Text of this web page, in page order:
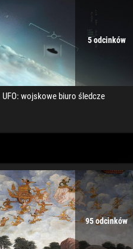
5 odcinków
UFO: wojskowe biuro śledcze
95 odcinków